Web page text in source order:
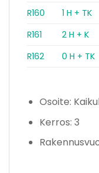
R160
1 H + TK
R161
2 H + K
R162
0 H + TK
Osoite:
Kerros: 3